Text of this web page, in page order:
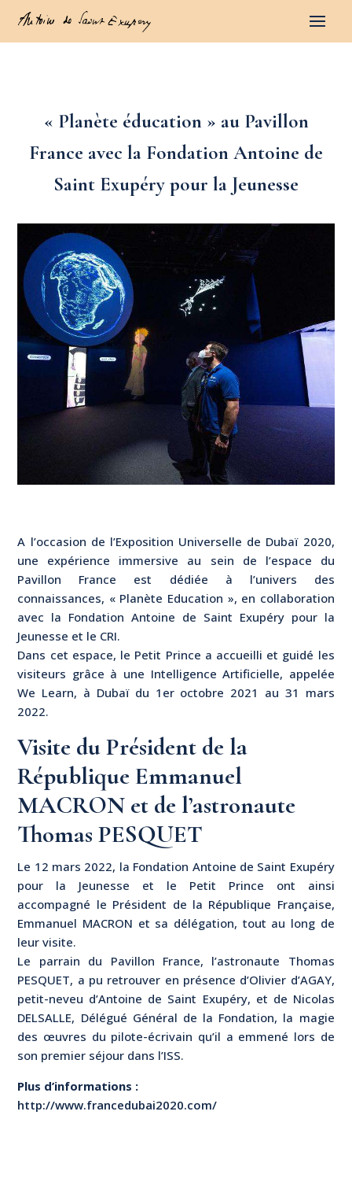
« Planète éducation » au Pavillon
France avec la Fondation Antoine de
Saint Exupéry pour la Jeunesse
A l’occasion de l’Exposition Universelle de Dubaï 2020,
une expérience immersive au sein de l’espace du
Pavillon France est dédiée à l’univers des
connaissances, « Planète Education », en collaboration
avec la Fondation Antoine de Saint Exupéry pour la
Jeunesse et le CRI.
Dans cet espace, le Petit Prince a accueilli et guidé les
visiteurs grâce à une Intelligence Artificielle, appelée
We Learn, à Dubaï du 1er octobre 2021 au 31 mars
2022.
Visite du Président de la
République Emmanuel
MACRON et de l’astronaute
Thomas PESQUET
Le 12 mars 2022, la Fondation Antoine de Saint Exupéry
pour la Jeunesse et le Petit Prince ont ainsi
accompagné le Président de la République Française,
Emmanuel MACRON et sa délégation, tout au long de
leur visite.
Le parrain du Pavillon France, l’astronaute Thomas
PESQUET, a pu retrouver en présence d’Olivier d’AGAY,
petit-neveu d’Antoine de Saint Exupéry, et de Nicolas
DELSALLE, Délégué Général de la Fondation, la magie
des œuvres du pilote-écrivain qu’il a emmené lors de
son premier séjour dans l’ISS.
Plus d’informations :
http://www.francedubai2020.com/